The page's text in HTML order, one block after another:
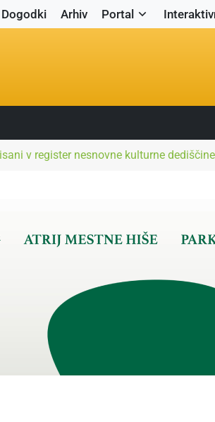
Dogodki Arhiv Portal
v register nesnovne kulturne dediščine